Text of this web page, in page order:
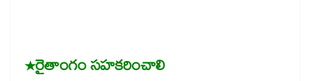
*రైతాంగం సహకరించాలి